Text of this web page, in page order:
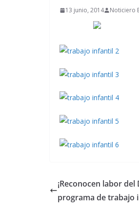
13 junio, 2014 Noticiero
¡Reconocen labor
programa de trabajo